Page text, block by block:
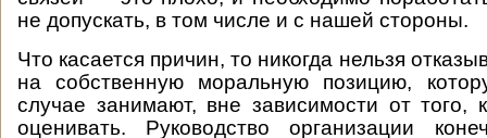
не допускать, в том числе и с нашей стороны.
Что касается причин, то никогда нельзя
на собственную моральную позицию,
случае занимают, вне зависимости от того,
оценивать. Руководство организации